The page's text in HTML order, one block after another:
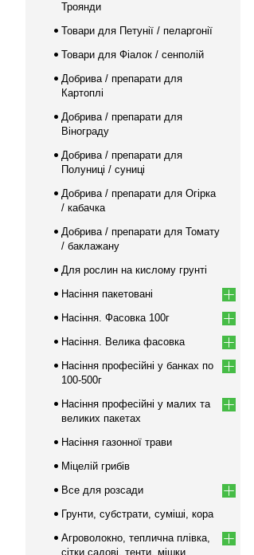
Троянди
Товари для Петунії / пеларгонії
Товари для Фіалок / сенполій
Добрива / препарати для
Картоплі
Добрива / препарати для
Вінограду
Добрива / препарати для
Полуниці / суниці
Добрива / препарати для Огірка
/ кабачка
Добрива / препарати для Томату
/ баклажану
Для рослин на кислому грунті
Насіння пакетовані
Насіння. Фасовка 100г
Насіння. Велика фасовка
Насіння професійні у банках по
100-500г
Насіння професійні у малих та
великих пакетах
Насіння газонної трави
Міцелій грибів
Все для розсади
Грунти, субстрати, суміші, кора
Агроволокно, теплична плівка,
сітки садові, тенти, мішки